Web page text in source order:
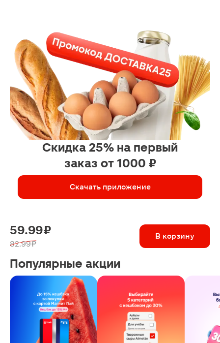
Скидка 25% на первый
заказ от 1000 ₽
Скачать приложение
59.99 ₽
82.99 ₽
В корзину
Популярные акции